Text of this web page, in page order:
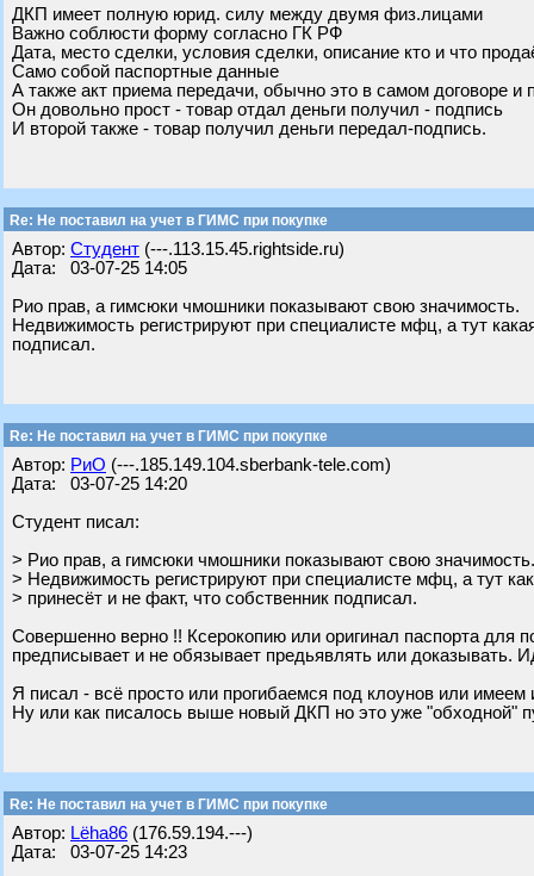
ДКП имеет полную юрид. силу между двумя физ.лицами
Важно соблюсти форму согласно ГК РФ
Дата, место сделки, условия сделки, описание кто и что
Само собой паспортные данные
А также акт приема передачи, обычно это в самом договоре и
Он довольно прост - товар отдал деньги получил - подпись
И второй также - товар получил деньги передал-подпись.
Re: Не поставил на учет в ГИМС при покупке
Автор: Студент (---.113.15.45.rightside.ru)
Дата: 03-07-25 14:05
Рио прав, а гимсюки чмошники показывают свою значимость.
Недвижимость регистрируют при специалисте мфц, а тут
подписал.
Re: Не поставил на учет в ГИМС при покупке
Автор: РиО (---.185.149.104.sberbank-tele.com)
Дата: 03-07-25 14:20
Студент писал:
> Рио прав, а гимсюки чмошники показывают свою значимость.
> Недвижимость регистрируют при специалисте мфц, а тут
> принесёт и не факт, что собственник подписал.
Совершенно верно !! Ксерокопию или оригинал паспорта для
предписывает и не обязывает предьявлять или доказывать.
Я писал - всё просто или прогибаемся под клоунов или имеем
Ну или как писалось выше новый ДКП но это уже "обходной"
Re: Не поставил на учет в ГИМС при покупке
Автор: Lёha86 (176.59.194.---)
Дата: 03-07-25 14:23